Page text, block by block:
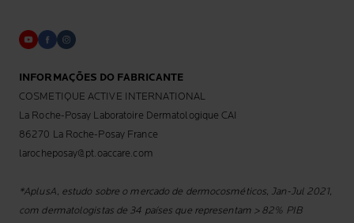
INFORMAÇÕES DO FABRICANTE
COSMETIQUE ACTIVE INTERNATIONAL
La Roche-Posay Laboratoire Dermatologique CAI
86270 La Roche-Posay France
larocheposay@pt.oaccare.com
*AplusA, estudo sobre o mercado de dermocosméticos, Jan-Jul 2021,
com dermatologistas de 34 países que representam > 82% PIB